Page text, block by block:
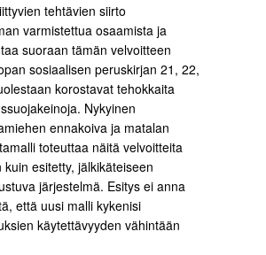
tehtävien siirto
varmistettua osaamista ja
suoraan tämän velvoitteen
sosiaalisen peruskirjan 21, 22,
korostavat tehokkaita
Nykyinen
ennakoiva ja matalan
toteuttaa näitä velvoitteita
esitetty, jälkikäteiseen
järjestelmä. Esitys ei anna
että uusi malli kykenisi
käytettävyyden vähintään